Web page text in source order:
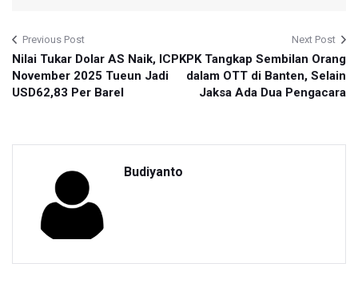
Previous Post
Nilai Tukar Dolar AS Naik, ICP
November 2025 Tueun Jadi
USD62,83 Per Barel
Next Post
KPK Tangkap Sembilan Orang
dalam OTT di Banten, Selain
Jaksa Ada Dua Pengacara
Budiyanto